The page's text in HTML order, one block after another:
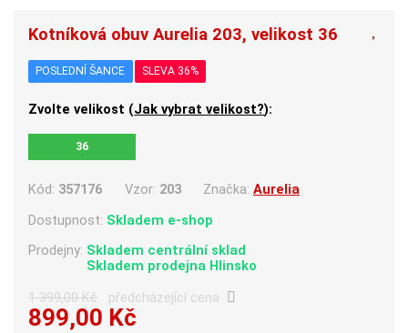
Kotníková obuv Aurelia 203, velikost 36
POSLEDNÍ ŠANCE SLEVA 36%
Zvolte velikost (Jak vybrat velikost?):
36
Kód: 357176 Vzor: 203 Značka: Aurelia
Dostupnost: Skladem e-shop
Prodejny: Skladem centrální sklad
Skladem prodejna Hlinsko
1 399,00 Kč předcházející cena
899,00 Kč